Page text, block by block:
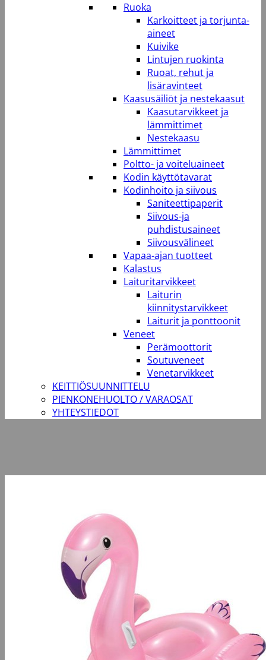
Ruoka
Karkoitteet ja torjunta-
aineet
Kuivike
Lintujen ruokinta
Ruoat, rehut ja
lisäravinteet
Kaasusäiliöt ja nestekaasut
Kaasutarvikkeet ja
lämmittimet
Nestekaasu
Lämmittimet
Poltto- ja voiteluaineet
Kodin käyttötavarat
Kodinhoito ja siivous
Saniteettipaperit
Siivous-ja
puhdistusaineet
Siivousvälineet
Vapaa-ajan tuotteet
Kalastus
Laituritarvikkeet
Laiturin
kiinnitystarvikkeet
Laiturit ja ponttoonit
Veneet
Perämoottorit
Soutuveneet
Venetarvikkeet
KEITTIÖSUUNNITTELU
PIENKONEHUOLTO / VARAOSAT
YHTEYSTIEDOT